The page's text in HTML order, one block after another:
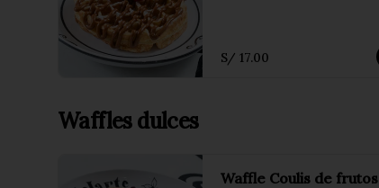
S/ 17.00
Waffles dulces
Waffle Coulis de frutos